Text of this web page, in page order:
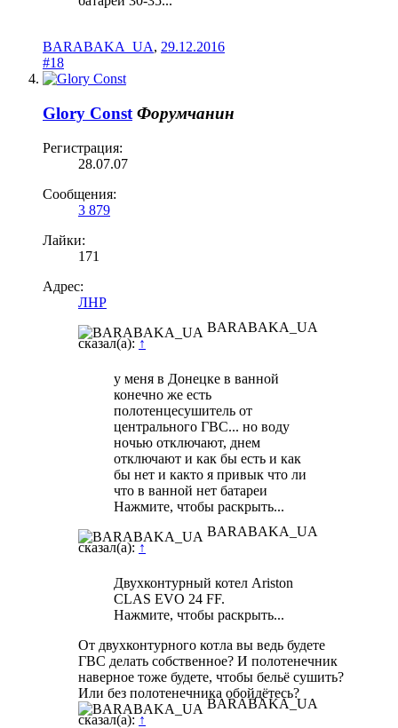
BARABAKA_UA, 29.12.2016
#18
Glory Const Форумчанин
Регистрация:
28.07.07
Сообщения:
3 879
Лайки:
171
Адрес:
ЛНР
BARABAKA_UA
сказал(а): ↑
у меня в Донецке в ванной
конечно же есть
полотенцесушитель от
центрального ГВС... но воду
ночью отключают, днем
отключают и как бы есть и как
бы нет и както я привык что ли
что в ванной нет батареи
Нажмите, чтобы раскрыть...
BARABAKA_UA
сказал(а): ↑
Двухконтурный котел Ariston
CLAS EVO 24 FF.
Нажмите, чтобы раскрыть...
От двухконтурного котла вы ведь будете
ГВС делать собственное? И полотенечник
наверное тоже будете, чтобы бельё сушить?
Или без полотенечника обойдётесь?
BARABAKA_UA
сказал(а): ↑